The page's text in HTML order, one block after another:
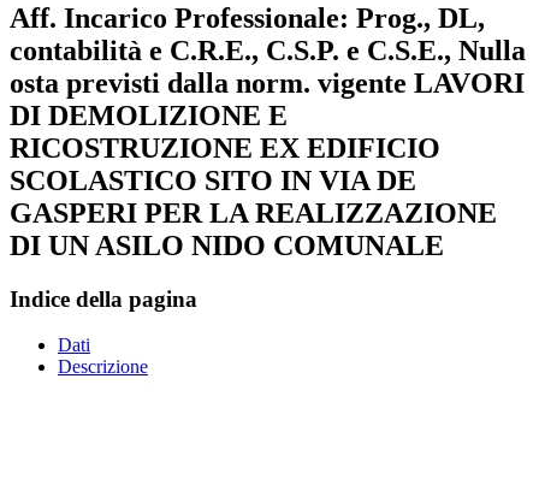
Aff. Incarico Professionale: Prog., DL,
contabilità e C.R.E., C.S.P. e C.S.E., Nulla
osta previsti dalla norm. vigente LAVORI
DI DEMOLIZIONE E
RICOSTRUZIONE EX EDIFICIO
SCOLASTICO SITO IN VIA DE
GASPERI PER LA REALIZZAZIONE
DI UN ASILO NIDO COMUNALE
Indice della pagina
Dati
Descrizione